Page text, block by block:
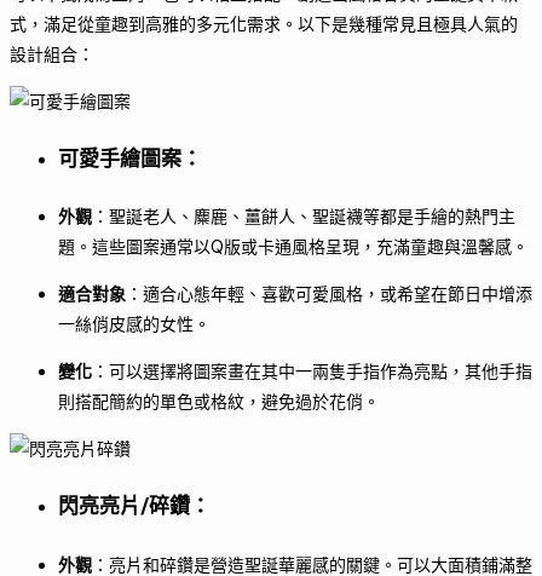
式，滿足從童趣到高雅的多元化需求。以下是幾種常見且極具人氣的
設計組合：
可愛手繪圖案 ：
外觀 ：聖誕老人、麋鹿、薑餅人、聖誕襪等都是手繪的熱門主
題。這些圖案通常以Q版或卡通風格呈現，充滿童趣與溫馨感。
適合對象 ：適合心態年輕、喜歡可愛風格，或希望在節日中增添
一絲俏皮感的女性。
變化 ：可以選擇將圖案畫在其中一兩隻手指作為亮點，其他手指
則搭配簡約的單色或格紋，避免過於花俏。
閃亮亮片/碎鑽 ：
外觀 ：亮片和碎鑽是營造聖誕華麗感的關鍵。可以大面積鋪滿整